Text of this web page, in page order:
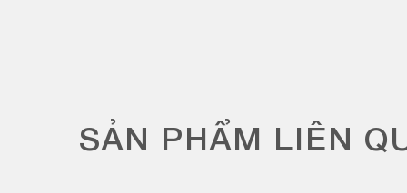
SẢN PHẨM LIÊN